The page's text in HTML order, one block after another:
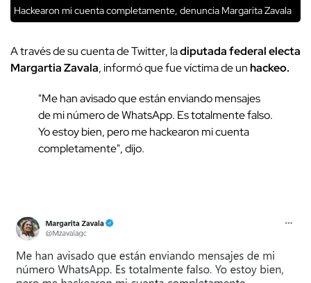
Hackearon mi cuenta completamente, denuncia Margarita Zavala
A través de su cuenta de Twitter, ladiputada federal electa
Margartia Zavala, informó que fue víctima de unhackeo.
"Me han avisado que están enviando mensajes
de mi número de WhatsApp. Es totalmente falso.
Yo estoy bien, pero me hackearon mi cuenta
completamente", dijo.